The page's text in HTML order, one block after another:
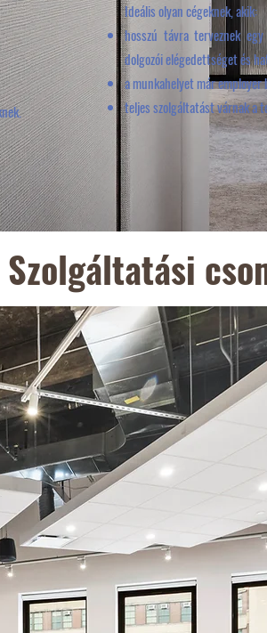
Ideális olyan cégeknek, akik:
hosszú távra terveznek
dolgozói elégedettséget és
a munkahelyet már
teljes szolgáltatást várnak a
Szolgáltatási